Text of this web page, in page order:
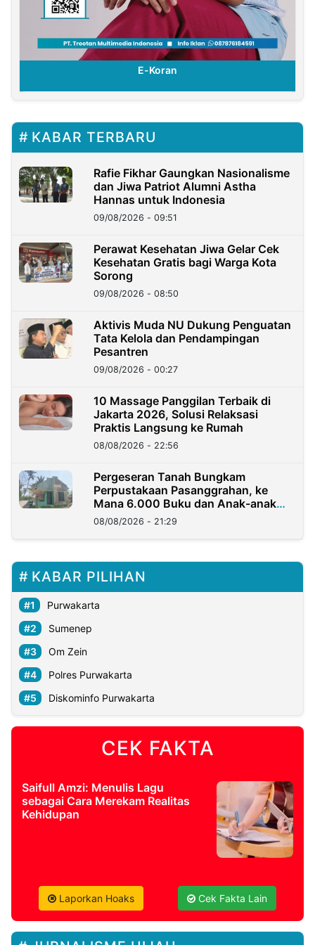
E-Koran
KABAR TERBARU
Rafie Fikhar Gaungkan Nasionalisme
dan Jiwa Patriot Alumni Astha
Hannas untuk Indonesia
09/08/2026 - 09:51
Perawat Kesehatan Jiwa Gelar Cek
Kesehatan Gratis bagi Warga Kota
Sorong
09/08/2026 - 08:50
Aktivis Muda NU Dukung Penguatan
Tata Kelola dan Pendampingan
Pesantren
09/08/2026 - 00:27
10 Massage Panggilan Terbaik di
Jakarta 2026, Solusi Relaksasi
Praktis Langsung ke Rumah
08/08/2026 - 22:56
Pergeseran Tanah Bungkam
Perpustakaan Pasanggrahan, ke
Mana 6.000 Buku dan Anak-anak
Kini?
08/08/2026 - 21:29
KABAR PILIHAN
Purwakarta
Sumenep
Om Zein
Polres Purwakarta
Diskominfo Purwakarta
CEK FAKTA
Saifull Amzi: Menulis Lagu
sebagai Cara Merekam Realitas
Kehidupan
Laporkan Hoaks Cek Fakta Lain